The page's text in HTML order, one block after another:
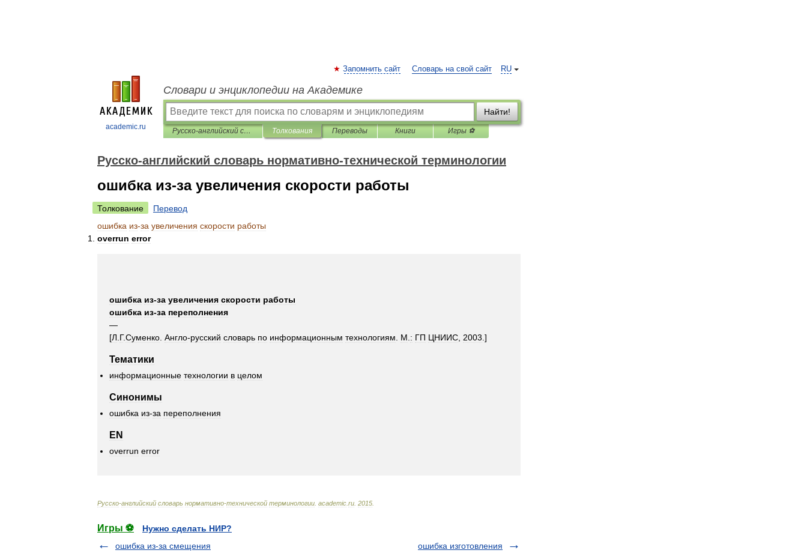
academic.ru
RU
Запомнить сайт Словарь на свой сайт
Словари и энциклопедии на Академике
Найти!
Русско-английский словарь нормативно-технической терминологии Толкования Переводы Книги Игры ⚽
Русско-английский словарь нормативно-технической терминологии
ошибка из-за увеличения скорости работы
Толкование
Перевод
ошибка из-за увеличения скорости работы
overrun error
ошибка из-за увеличения скорости работы
ошибка из-за переполнения
—
[Л Г.Суменко Англо-русский словарь по информационным технологиям М : ГП ЦНИИС 2003 .]
Тематики
информационные технологии в целом
Синонимы
ошибка из-за переполнения
EN
overrun error
Русско-английский словарь нормативно-технической терминологии academic ru 2015
Игры ⚽
Нужно сделать НИР?
ошибка из-за смещения
ошибка изготовления